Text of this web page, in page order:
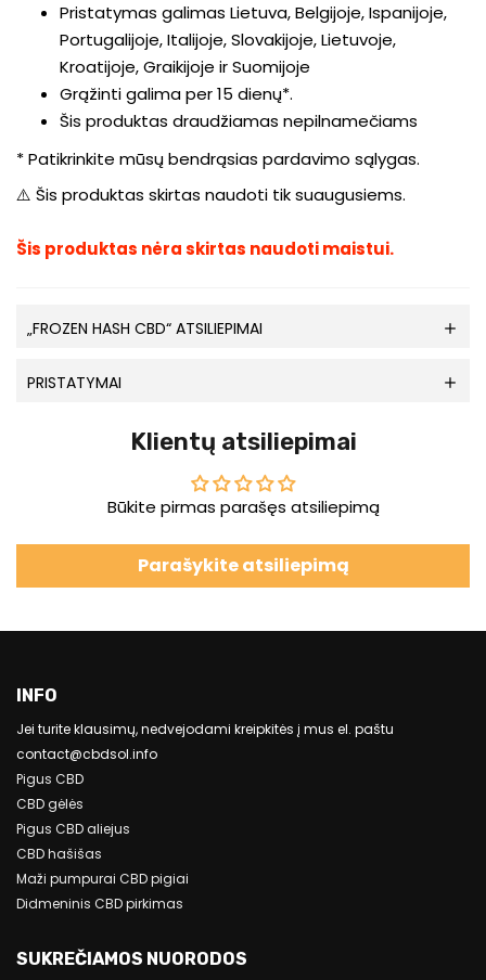
Pristatymas galimas Lietuva, Belgijoje, Ispanijoje,
Portugalijoje, Italijoje, Slovakijoje, Lietuvoje,
Kroatijoje, Graikijoje ir Suomijoje
Grąžinti galima per 15 dienų*.
Šis produktas draudžiamas nepilnamečiams
* Patikrinkite mūsų bendrąsias pardavimo sąlygas.
⚠️ Šis produktas skirtas naudoti tik suaugusiems.
Šis produktas nėra skirtas naudoti maistui.
„FROZEN HASH CBD“ ATSILIEPIMAI
PRISTATYMAI
Klientų atsiliepimai
Būkite pirmas parašęs atsiliepimą
Parašykite atsiliepimą
INFO
Jei turite klausimų, nedvejodami kreipkitės į mus el. paštu
contact@cbdsol.info
Pigus CBD
CBD gėlės
Pigus CBD aliejus
CBD hašišas
Maži pumpurai CBD pigiai
Didmeninis CBD pirkimas
SUKREČIAMOS NUORODOS